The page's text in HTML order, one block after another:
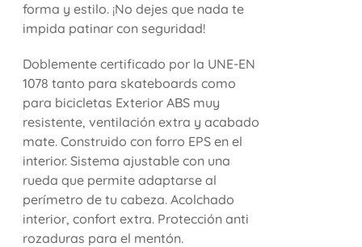
forma y estilo. ¡No dejes que nada te
impida patinar con seguridad!
Doblemente certificado por la UNE-EN
1078 tanto para skateboards como
para bicicletas Exterior ABS muy
resistente, ventilación extra y acabado
mate. Construido con forro EPS en el
interior. Sistema ajustable con una
rueda que permite adaptarse al
perímetro de tu cabeza. Acolchado
interior, confort extra. Protección anti
rozaduras para el mentón.